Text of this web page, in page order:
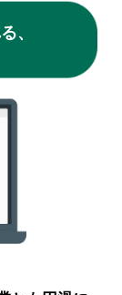
、